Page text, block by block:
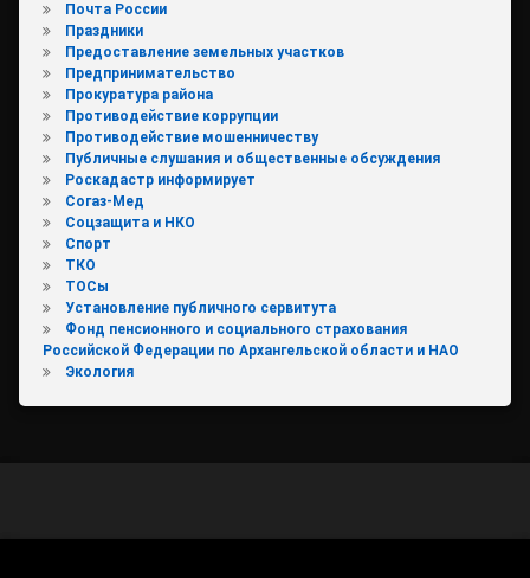
Почта России
Праздники
Предоставление земельных участков
Предпринимательство
Прокуратура района
Противодействие коррупции
Противодействие мошенничеству
Публичные слушания и общественные обсуждения
Роскадастр информирует
Согаз-Мед
Соцзащита и НКО
Спорт
ТКО
ТОСы
Установление публичного сервитута
Фонд пенсионного и социального страхования
Российской Федерации по Архангельской области и НАО
Экология